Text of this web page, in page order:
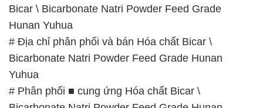
# Phân phối ■ cung ứng Hóa chất Bicar \
Bicarbonate Natri Powder Feed Grade Hunan
Yuhua
# Nơi phân phối φ cung cấp Hóa chất Bicar \
Bicarbonate Natri Powder Feed Grade Hunan
Yuhua